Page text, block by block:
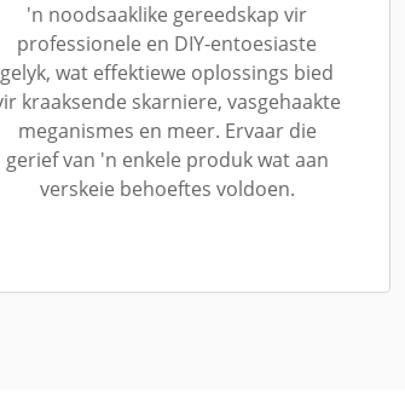
'n noodsaaklike gereedskap vir
professionele en DIY-entoesiaste
gelyk, wat effektiewe oplossings bied
kraaksende skarniere, vasgehaakte
meganismes en meer. Ervaar die
gerief van 'n enkele produk wat aan
verskeie behoeftes voldoen.